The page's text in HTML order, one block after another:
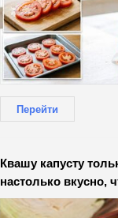
Перейти
Квашу капусту
настолько вкусно,